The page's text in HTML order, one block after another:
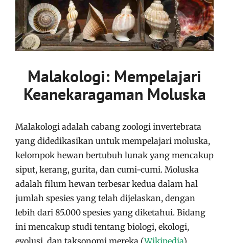
Malakologi: Mempelajari
Keanekaragaman Moluska
Malakologi adalah cabang zoologi invertebrata
yang didedikasikan untuk mempelajari moluska,
kelompok hewan bertubuh lunak yang mencakup
siput, kerang, gurita, dan cumi-cumi. Moluska
adalah filum hewan terbesar kedua dalam hal
jumlah spesies yang telah dijelaskan, dengan
lebih dari 85.000 spesies yang diketahui. Bidang
ini mencakup studi tentang biologi, ekologi,
evolusi, dan taksonomi mereka​ (Wikipedia)